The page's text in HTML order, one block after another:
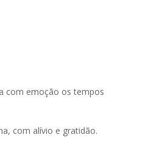
com emoção os tempos
com alívio e gratidão.